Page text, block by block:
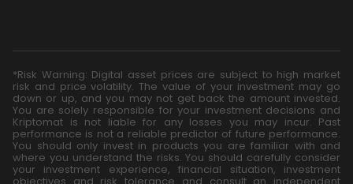
*Risk Warning: Digital asset prices are subject to high market
risk and price volatility. The value of your investment may go
down or up, and you may not get back the amount invested.
You are solely responsible for your investment decisions and
Kriptomat is not liable for any losses you may incur. Past
performance is not a reliable predictor of future performance.
You should only invest in products you are familiar with and
where you understand the risks. You should carefully consider
your investment experience, financial situation, investment